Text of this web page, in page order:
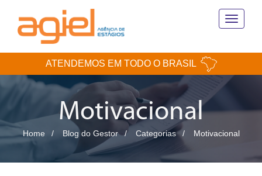
Toggle
ATENDEMOS EM TODO O BRASIL
Motivacional
Home Blog do Gestor Categorias Motivacional